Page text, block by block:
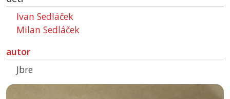
Ivan Sedláček
Milan Sedláček
autor
Jbre